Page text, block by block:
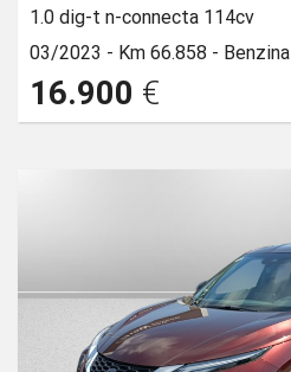
1.0 dig-t n-connecta 114cv
03/2023 - Km 66.858 - Benzina
16.900 €